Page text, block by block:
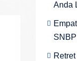
Anda